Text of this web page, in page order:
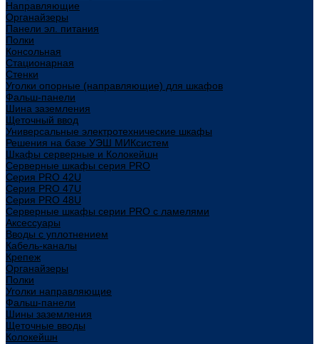
Направляющие
Органайзеры
Панели эл. питания
Полки
Консольная
Стационарная
Стенки
Уголки опорные (направляющие) для шкафов
Фальш-панели
Шина заземления
Щеточный ввод
Универсальные электротехнические шкафы
Решения на базе УЭШ МИКсистем
Шкафы серверные и Колокейшн
Серверные шкафы серия PRO
Серия PRO 42U
Серия PRO 47U
Серия PRO 48U
Серверные шкафы серии PRO с ламелями
Аксессуары
Вводы с уплотнением
Кабель-каналы
Крепеж
Органайзеры
Полки
Уголки направляющие
Фальш-панели
Шины заземления
Щеточные вводы
Колокейшн